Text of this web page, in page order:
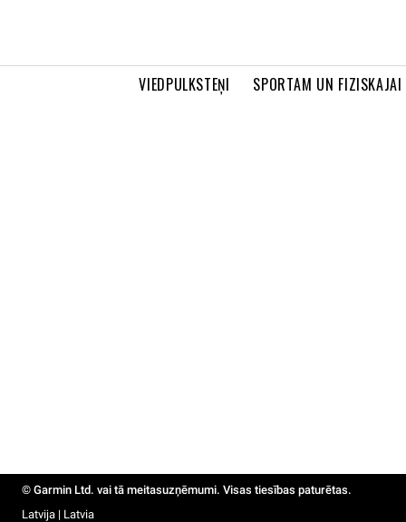
VIEDPULKSTEŅI SPORTAM UN
© Garmin Ltd. vai tā meitasuzņēmumi. Visas tiesības paturētas.
Latvija | Latvia